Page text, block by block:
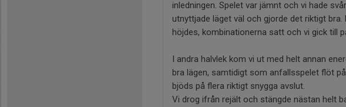
inledningen. Spelet var jämnt och vi hade
utnyttjade läget väl och gjorde det riktigt
höjdes, kombinationerna satt och vi gick till
I andra halvlek kom vi ut med helt annan
bra lägen, samtidigt som anfallsspelet flöt
bjöds på flera riktigt snygga avslut.
Vi drog ifrån rejält och stängde nästan helt